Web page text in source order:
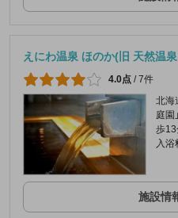
えにわ温泉 ほのか(旧 天然温
4.0点 /7件
北海
庭園
歩13
入浴
施設情